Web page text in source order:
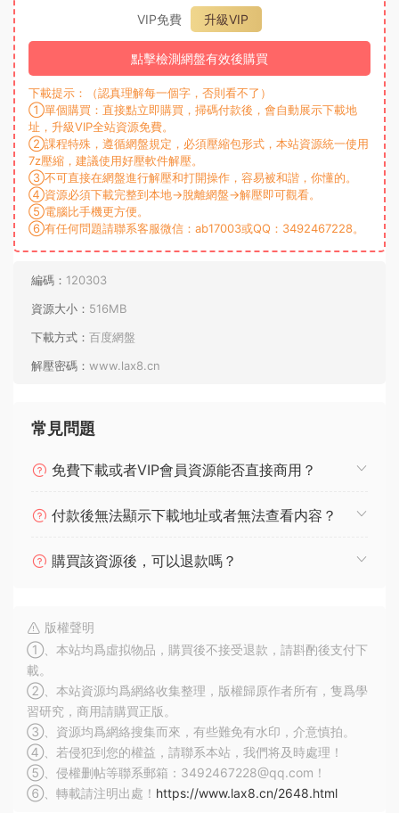
VIP免費
升級VIP
點擊檢測網盤有效後購買
下載提示：（認真理解每一個字，否則看不了）
①單個購買：直接點立即購買，掃碼付款後，會自動展示下載地
址，升級VIP全站資源免費。
②課程特殊，遵循網盤規定，必須壓縮包形式，本站資源統一使用
7z壓縮，建議使用好壓軟件解壓。
③不可直接在網盤進行解壓和打開操作，容易被和諧，你懂的。
④資源必須下載完整到本地→脫離網盤→解壓即可觀看。
⑤電腦比手機更方便。
⑥有任何問題請聯系客服微信：ab17003或QQ：3492467228。
編碼： 120303
資源大小： 516MB
下載方式： 百度網盤
解壓密碼： www.lax8.cn
常見問題
免費下載或者VIP會員資源能否直接商用？
付款後無法顯示下載地址或者無法查看内容？
購買該資源後，可以退款嗎？
版權聲明
①、本站均爲虛拟物品，購買後不接受退款，請斟酌後支付下
載。
②、本站資源均爲網絡收集整理，版權歸原作者所有，隻爲學
習研究，商用請購買正版。
③、資源均爲網絡搜集而來，有些難免有水印，介意慎拍。
④、若侵犯到您的權益，請聯系本站，我們将及時處理！
⑤、侵權删帖等聯系郵箱：3492467228@qq.com！
⑥、轉載請注明出處！ https://www.lax8.cn/2648.html